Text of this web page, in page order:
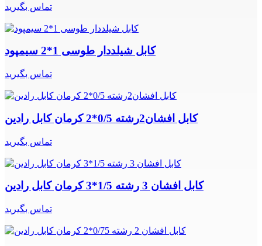
تماس بگیرید
کابل شیلددار طوسی 1*2 سیمپود
تماس بگیرید
کابل افشان2رشته 0/5*2 کرمان کابل رادین
تماس بگیرید
کابل افشان 3 رشته 1/5*3 کرمان کابل رادین
تماس بگیرید